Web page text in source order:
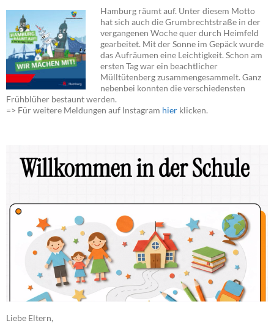
Hamburg räumt auf. Unter diesem Motto
hat sich auch die Grumbrechtstraße in der
vergangenen Woche quer durch Heimfeld
gearbeitet. Mit der Sonne im Gepäck wurde
das Aufräumen eine Leichtigkeit. Schon am
ersten Tag war ein beachtlicher
Mülltütenberg zusammengesammelt. Ganz
nebenbei konnten die verschiedensten
Frühblüher bestaunt werden.
=> Für weitere Meldungen auf Instagram hier klicken.
Liebe Eltern,